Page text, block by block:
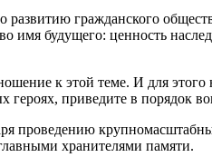
гражданского
имя будущего: ценность
к этой теме. И для этого
героях, приведите в порядок
проведению
хранителями памяти.